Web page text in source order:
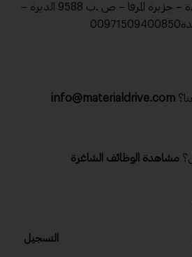
دبي، الامارات العربية المتحدة – جزيرة المرفا – ص .ب 9588 الديرة –
info@materialdrive.com
مشاهدة الوظائف الشاغرة
التسجيل